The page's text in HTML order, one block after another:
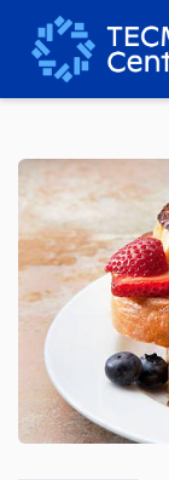
contenido
principal